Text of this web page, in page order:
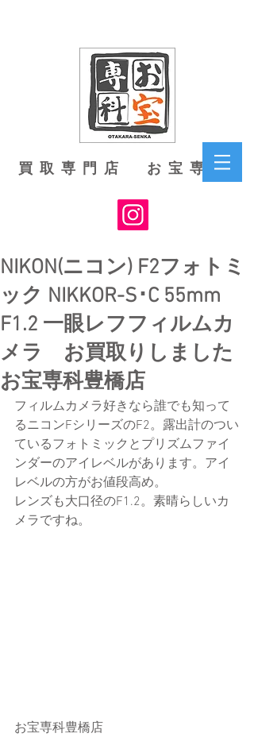
買取専門店 お宝専科
NIKON(ニコン) F2フォトミ
ック NIKKOR-S･C 55mm
F1.2 一眼レフフィルムカ
メラ お買取りしました
お宝専科豊橋店
フィルムカメラ好きなら誰でも知って
るニコンFシリーズのF2。露出計のつい
ているフォトミックとプリズムファイ
ンダーのアイレベルがあります。アイ
レベルの方がお値段高め。
レンズも大口径のF1.2。素晴らしいカ
メラですね。
お宝専科豊橋店